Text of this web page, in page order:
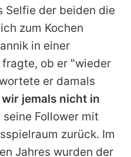
Selfie der beiden die
zum Kochen
in einer
ob er "wieder
er damals
jemals nicht in
Follower mit
zurück. Im
Jahres wurden der